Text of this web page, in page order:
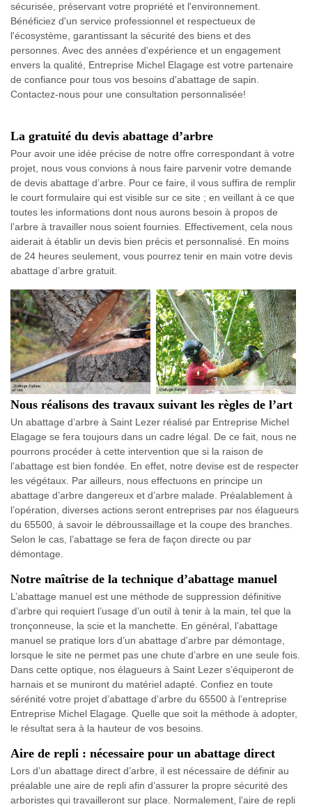
sécurisée, préservant votre propriété et l'environnement.
Bénéficiez d'un service professionnel et respectueux de
l'écosystème, garantissant la sécurité des biens et des
personnes. Avec des années d'expérience et un engagement
envers la qualité, Entreprise Michel Elagage est votre partenaire
de confiance pour tous vos besoins d'abattage de sapin.
Contactez-nous pour une consultation personnalisée!
La gratuité du devis abattage d’arbre
Pour avoir une idée précise de notre offre correspondant à votre
projet, nous vous convions à nous faire parvenir votre demande
de devis abattage d’arbre. Pour ce faire, il vous suffira de remplir
le court formulaire qui est visible sur ce site ; en veillant à ce que
toutes les informations dont nous aurons besoin à propos de
l’arbre à travailler nous soient fournies. Effectivement, cela nous
aiderait à établir un devis bien précis et personnalisé. En moins
de 24 heures seulement, vous pourrez tenir en main votre devis
abattage d’arbre gratuit.
Nous réalisons des travaux suivant les règles de l’art
Un abattage d’arbre à Saint Lezer réalisé par Entreprise Michel
Elagage se fera toujours dans un cadre légal. De ce fait, nous ne
pourrons procéder à cette intervention que si la raison de
l’abattage est bien fondée. En effet, notre devise est de respecter
les végétaux. Par ailleurs, nous effectuons en principe un
abattage d’arbre dangereux et d’arbre malade. Préalablement à
l’opération, diverses actions seront entreprises par nos élagueurs
du 65500, à savoir le débroussaillage et la coupe des branches.
Selon le cas, l’abattage se fera de façon directe ou par
démontage.
Notre maîtrise de la technique d’abattage manuel
L’abattage manuel est une méthode de suppression définitive
d’arbre qui requiert l’usage d’un outil à tenir à la main, tel que la
tronçonneuse, la scie et la manchette. En général, l’abattage
manuel se pratique lors d’un abattage d’arbre par démontage,
lorsque le site ne permet pas une chute d’arbre en une seule fois.
Dans cette optique, nos élagueurs à Saint Lezer s’équiperont de
harnais et se muniront du matériel adapté. Confiez en toute
sérénité votre projet d’abattage d’arbre du 65500 à l’entreprise
Entreprise Michel Elagage. Quelle que soit la méthode à adopter,
le résultat sera à la hauteur de vos besoins.
Aire de repli : nécessaire pour un abattage direct
Lors d’un abattage direct d’arbre, il est nécessaire de définir au
préalable une aire de repli afin d’assurer la propre sécurité des
arboristes qui travailleront sur place. Normalement, l’aire de repli